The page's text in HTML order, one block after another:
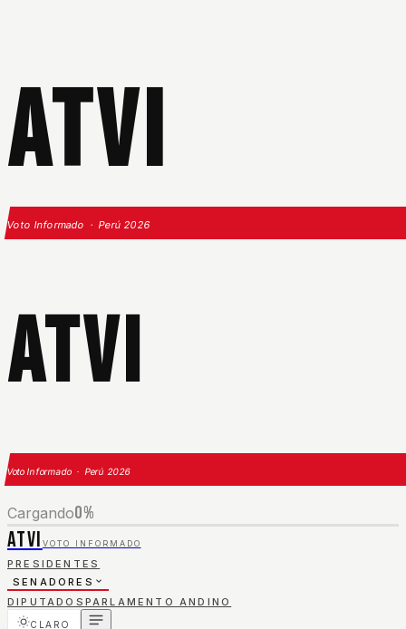
ATVI
Voto Informado · Perú 2026
ATVI
Voto Informado · Perú 2026
Cargando0%
ATVI VOTO INFORMADO
PRESIDENTES
SENADORES
DIPUTADOS PARLAMENTO ANDINO
CLARO